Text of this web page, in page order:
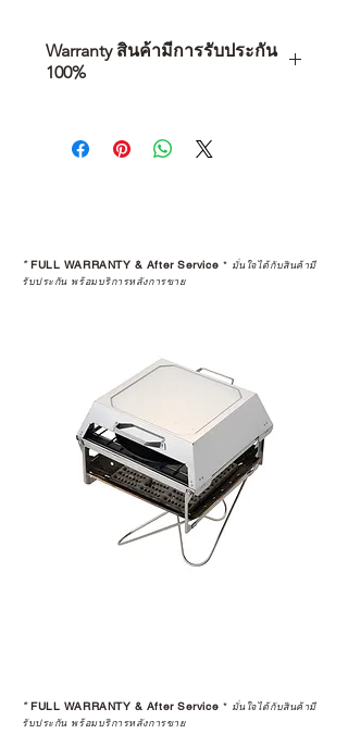
Warranty สินค้ามีการรับประกัน
100%
คุณตัดสินใจซื้อ แต่รวมไปถึง
“ประสบการณ์หลังการใช้งาน” ใน
STUDIO และร้านตัวแทนจำหน่ายที่
ได้รับการแต่งตั้งอย่างเป็นทางการ จะ
เป็นการให้คำแนะนำ การดูแลสินค้า
หรือการแก้ไขปัญหาที่อาจเกิดขึ้นใน
อนาคต
ก่อนตัดสินใจซื้อสินค้า เราอยาก
แนะนำให้คุณสอบถามทุกครั้งว่า ร้าน
ค้าที่คุณกำลังเลือกซื้อนั้น มีการรับ
ประกันสินค้าจากตัวแทนจำหน่าย
อย่างเป็นทางการหรือไม่ เพื่อให้คุณ
ในอุปกรณ์ที่คุณรัก มีคุณค่าอย่าง
*FULL WARRANTY & After Service * มั่นใจได้กับสินค้ามี
รับประกัน พร้อมบริการหลังการขาย
*FULL WARRANTY & After Service * มั่นใจได้กับสินค้ามี
รับประกัน พร้อมบริการหลังการขาย